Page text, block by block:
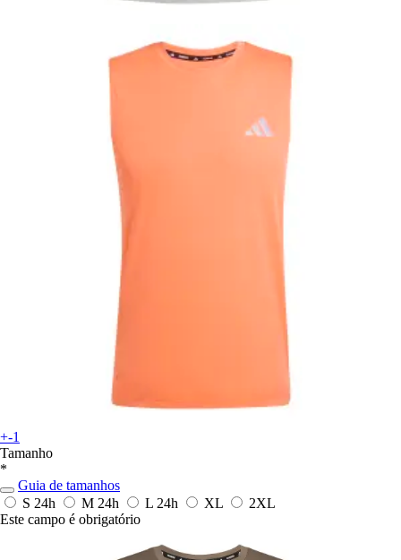
+-1
Tamanho
*
Guia de tamanhos
S 24h M 24h L 24h XL
2XL
Este campo é obrigatório